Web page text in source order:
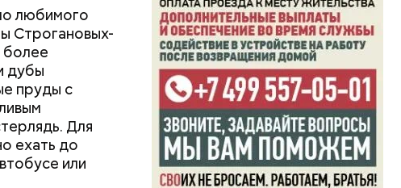
любимого
Строгановых-
более
дубы
пруды с
Для
ехать до
или